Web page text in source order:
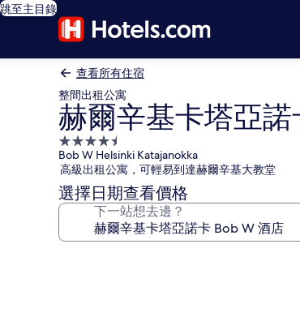
跳至主目錄
查看所有住宿
整間出租公寓
赫爾辛基卡塔亞
4.5
星
級
住
宿
Bob W Helsinki Katajanokka
高級出租公寓，可輕易到達赫爾辛基大教堂
選擇日期查看價格
下一站想去邊？